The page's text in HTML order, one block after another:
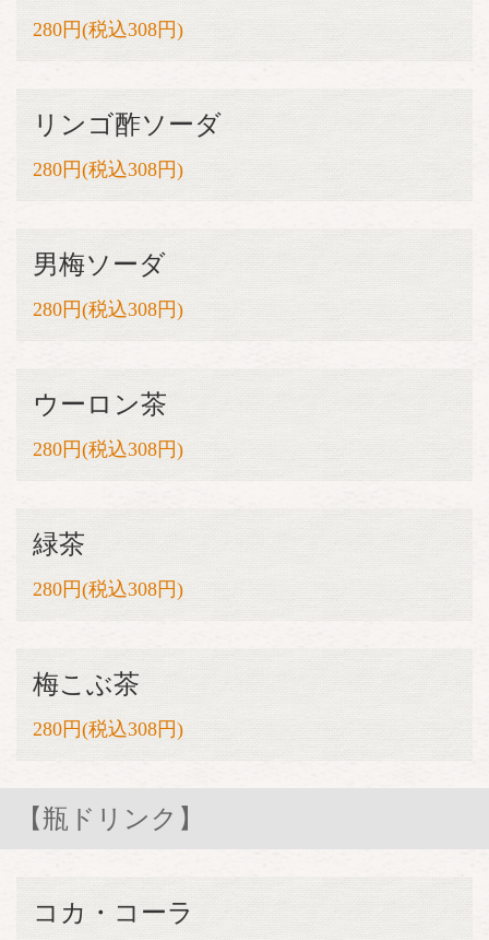
280円(税込308円)
リンゴ酢ソーダ
280円(税込308円)
男梅ソーダ
280円(税込308円)
ウーロン茶
280円(税込308円)
緑茶
280円(税込308円)
梅こぶ茶
280円(税込308円)
【瓶ドリンク】
コカ・コーラ